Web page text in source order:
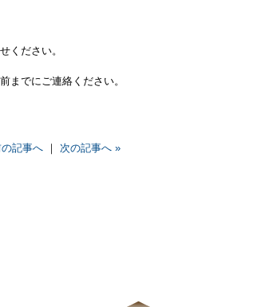
ください。
までにご連絡ください。
記事へ｜ 次の記事へ »